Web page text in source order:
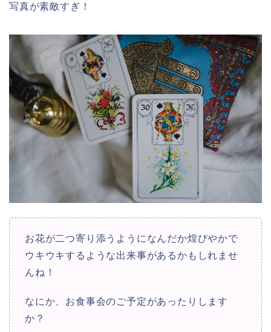
写真が素敵すぎ！
お花が二つ寄り添うようになんだか煌びやかで
ウキウキするような出来事があるかもしれませ
んね！
なにか、お食事会のご予定があったりします
か？